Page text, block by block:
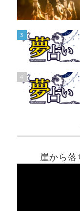
3
4
崖から落